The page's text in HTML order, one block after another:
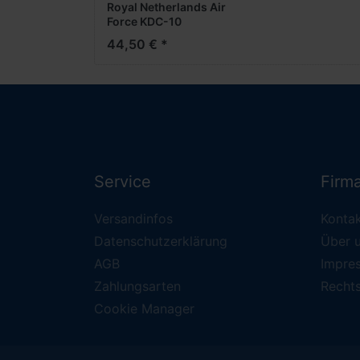
Royal Netherlands Air
Force KDC-10
Squadron, Eindhoven
44,50 € *
Service
Versandinfos
Datenschutzerklärung
AGB
Zahlungsarten
Cookie Manager
Über